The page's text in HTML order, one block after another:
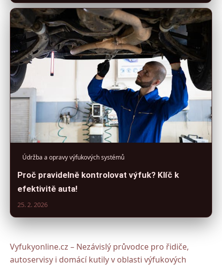
Údržba a opravy výfukových systémů
Proč pravidelně kontrolovat výfuk? Klíč k
efektivitě auta!
25. 2. 2026
Vyfukyonline.cz – Nezávislý průvodce pro řidiče,
autoservisy i domácí kutily v oblasti výfukových